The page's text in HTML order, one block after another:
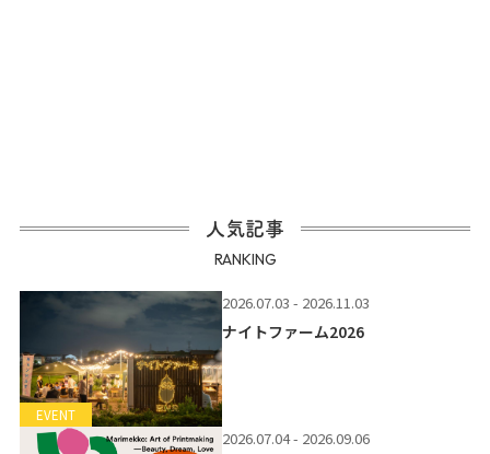
人気記事
RANKING
EVENT
2026.07.03 - 2026.11.03
ナイトファーム2026
2026.07.04 - 2026.09.06